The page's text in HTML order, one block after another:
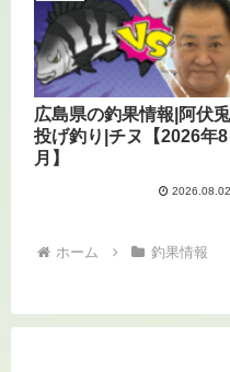
広島県の釣果情報|阿伏兎|
投げ釣り|チヌ【2026年8
月】
2026.08.02
ホーム 釣果情報